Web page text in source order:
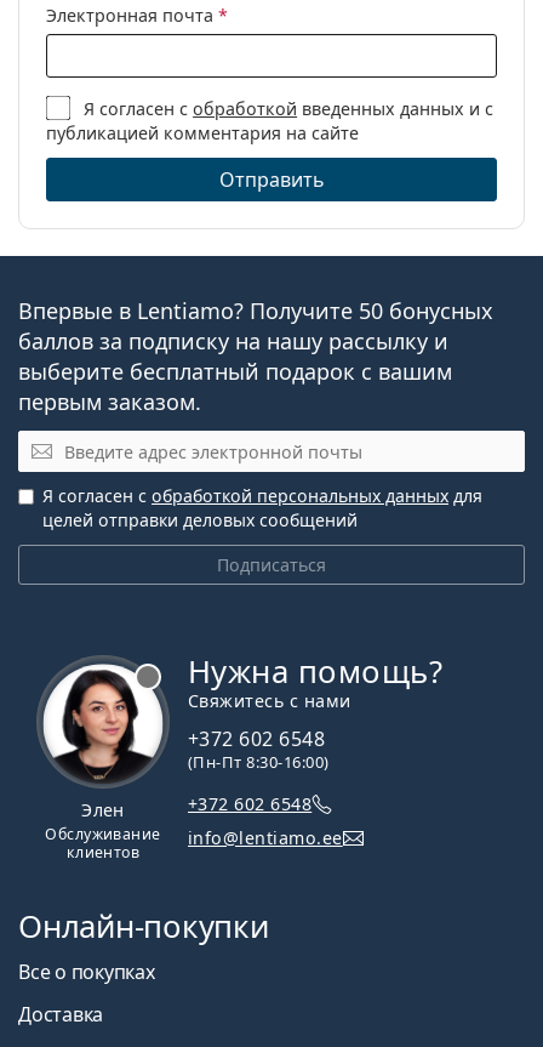
Электронная почта *
Я согласен собработкой введенных данных и с
публикацией комментария на сайте
Отправить
Впервые в Lentiamo? Получите 50 бонусных
баллов за подписку на нашу рассылку и
выберите бесплатный подарок с вашим
первым заказом.
Электронная почта
Подписаться
Я согласен с обработкой персональных данных для
целей отправки деловых сообщений
Элен
Обслуживание
клиентов
Нужна помощь?
Свяжитесь с нами
+372 602 6548
(Пн-Пт 8:30-16:00)
+372 602 6548
info@lentiamo.ee
Онлайн-покупки
Все о покупках
Доставка